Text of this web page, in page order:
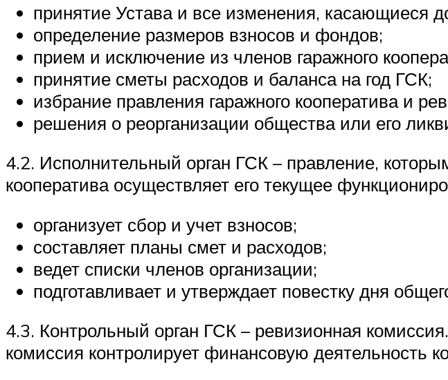
принятие Устава и все изменения, касающиеся
определение размеров взносов и фондов;
прием и исключение из членов гаражного
принятие сметы расходов и баланса на год ГСК;
избрание правления гаражного кооператива и
решения о реорганизации общества или его
4.2. Исполнительный орган ГСК – правление,
кооператива осуществляет его текущее
организует сбор и учет взносов;
составляет планы смет и расходов;
ведет списки членов организации;
подготавливает и утверждает повестку дня
4.3. Контрольный орган ГСК – ревизионная
комиссия контролирует финансовую деятельность